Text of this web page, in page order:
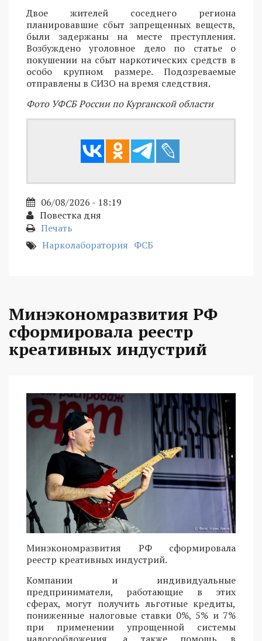
Двое жителей соседнего региона
планировавшие сбыт запрещенных веществ,
были задержаны на месте преступления.
Возбуждено уголовное дело по статье о
покушении на сбыт наркотических средств в
особо крупном размере. Подозреваемые
отправлены в СИЗО на время следствия.
Фото УФСБ России по Курганской области
06/08/2026 - 18:19
Повестка дня
Печать
Нарколаборатория ФСБ
Минэкономразвития РФ
сформировала реестр
креативных индустрий
Минэкономразвития РФ сформировала
реестр креативных индустрий.
Компании и индивидуальные
предприниматели, работающие в этих
сферах, могут получить льготные кредиты,
пониженные налоговые ставки 0%, 5% и 7%
при применении упрощенной системы